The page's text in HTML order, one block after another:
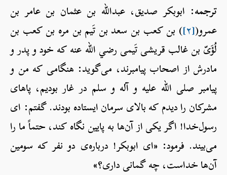
ترجمه: ابوبکر صدیق، عبدالله بن عثمان بن عامر بن
عمرو([۲] ) بن کعب بن سعد بن تَیم بن مره بن کعب بن
لُؤَیّ بن غالب قریشی تَیمی رضي الله عنه که خود و پدر و
مادرش از اصحاب پیامبرند، می‌گوید: هنگامی که من و
پیامبر صلی الله علیه و آله و سلم در غار بودیم، پاهای
مشرکان را دیدم که بالای سرمان ایستاده بودند. گفتم: ای
رسول‌خدا! اگر یکی از آن‌ها به پایین نگاه کند، حتماً ما را
می‌بیند. فرمود: «ای ابوبکر! درباره‌ی دو نفر که سومین
آن‌ها خداست، چه گمانی داری؟»